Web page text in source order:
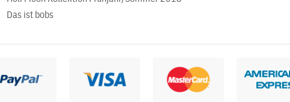
Das ist bobs